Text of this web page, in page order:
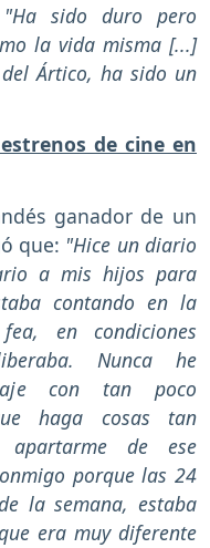
"Ha sido duro pero
la vida misma [...]
Ártico, ha sido un
de cine en
ganador de un
que: "Hice un diario
a mis hijos para
contando en la
en condiciones
Nunca he
con tan poco
haga cosas tan
de ese
porque las 24
la semana, estaba
era muy diferente